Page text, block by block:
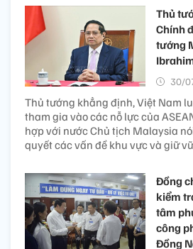
Thủ
Chính
tướng
30/
Thủ tướng khẳng định, Việt Nam
tham gia vào các nỗ lực của
hợp với nước Chủ tịch Malaysia
quyết các vấn đề khu vực và giữ
Đồng
kiểm
tâm
công
Đồng